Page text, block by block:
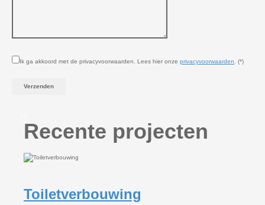
Ik ga akkoord met de privacyvoorwaarden. Lees hier onze privacyvoorwaarden. (*)
Recente projecten
Toiletverbouwing